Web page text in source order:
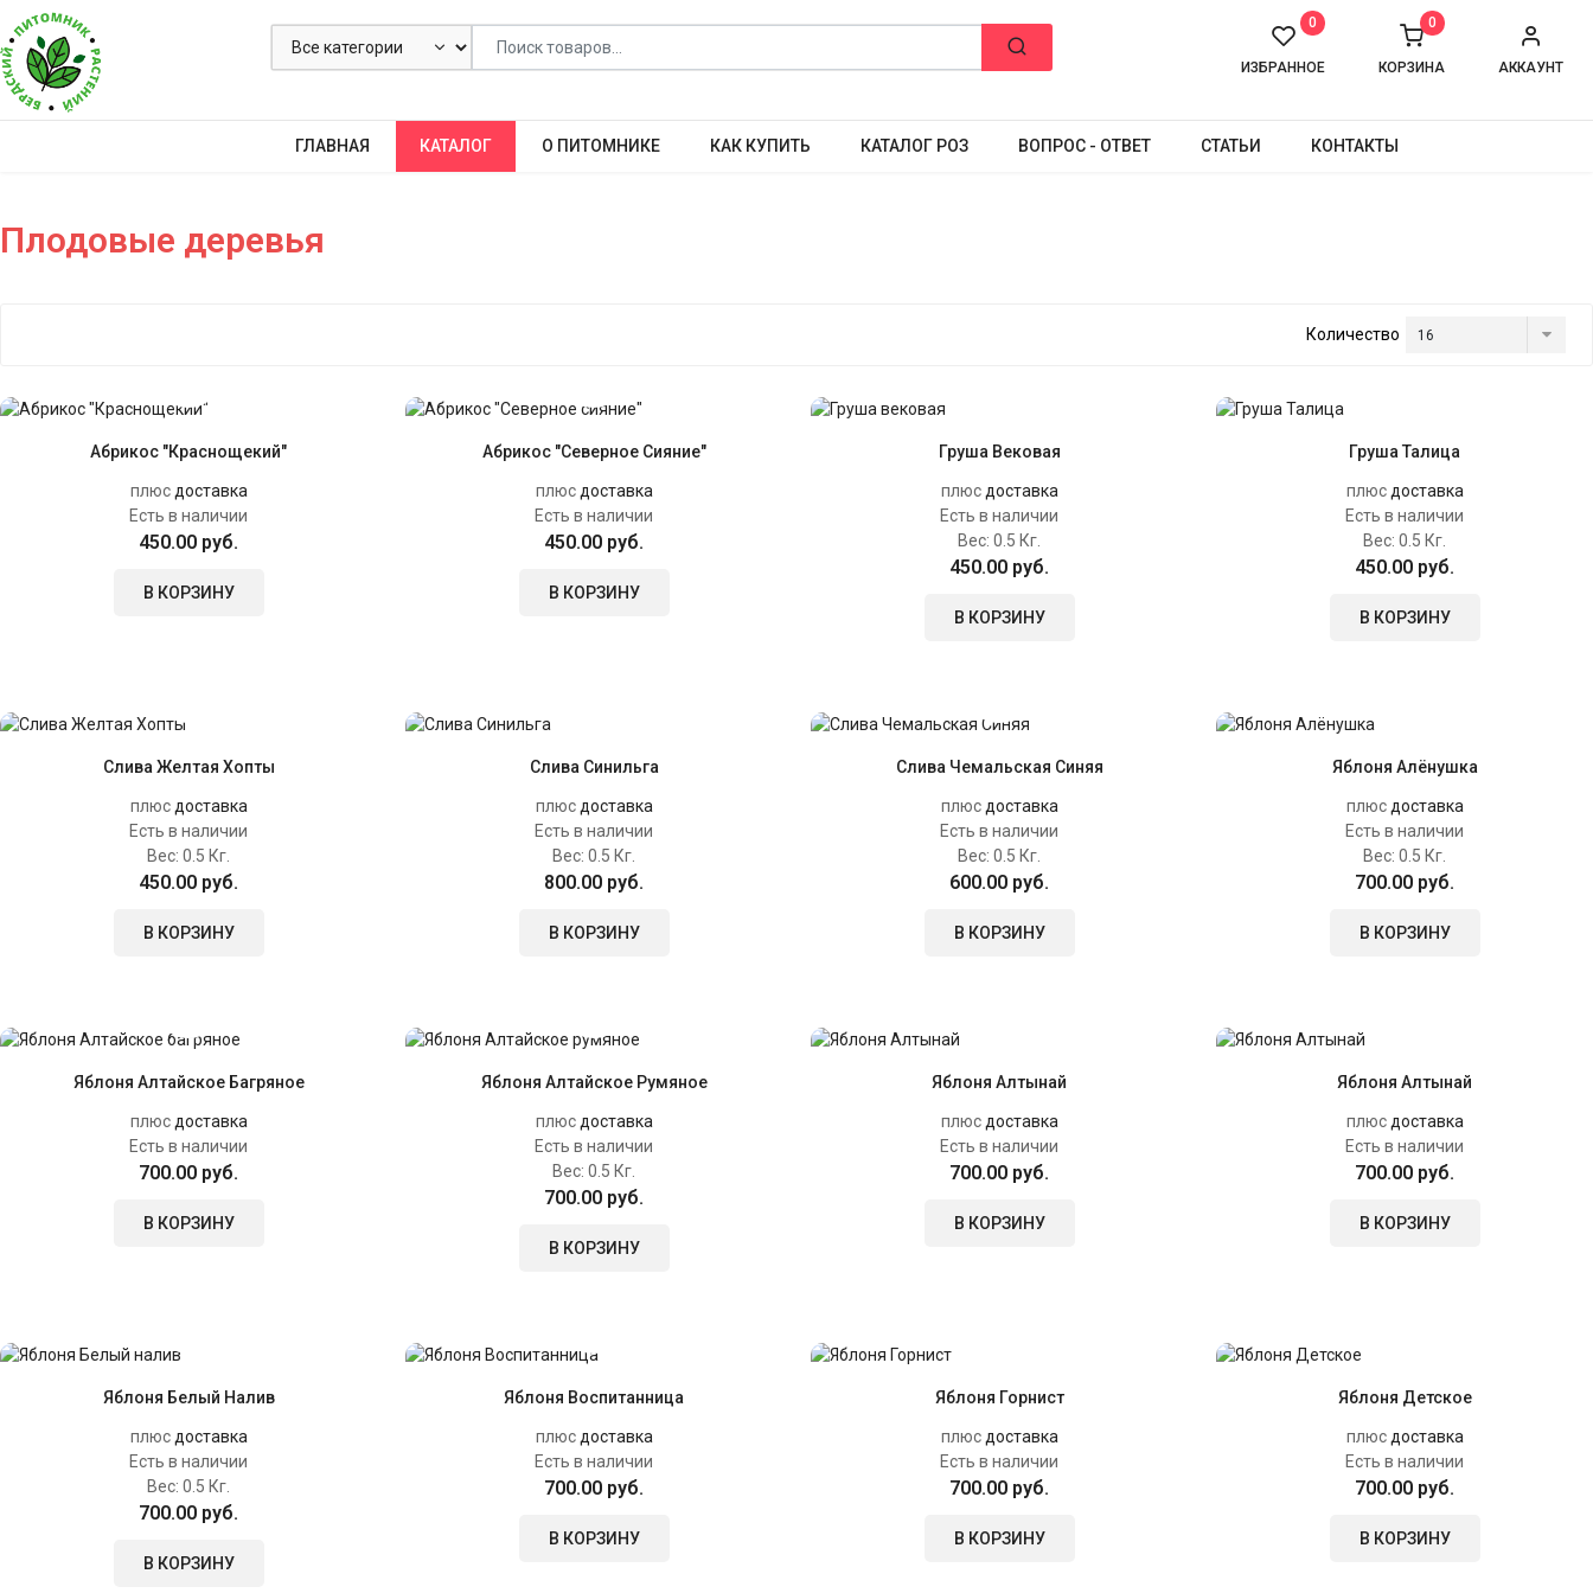
АККАУНТ
КОРЗИНА
0
ИЗБРАННОЕ
0
ГЛАВНАЯ КАТАЛОГ О ПИТОМНИКЕ КАК КУПИТЬ КАТАЛОГ РОЗ ВОПРОС - ОТВЕТ СТАТЬИ КОНТАКТЫ
Плодовые деревья
Количество
Абрикос "Краснощекий"
плюс доставка
Есть в наличии
450.00 руб.
В КОРЗИНУ
Абрикос "Северное Сияние"
плюс доставка
Есть в наличии
450.00 руб.
В КОРЗИНУ
Груша Вековая
плюс доставка
Есть в наличии
Вес: 0.5 Кг.
450.00 руб.
В КОРЗИНУ
Груша Талица
плюс доставка
Есть в наличии
Вес: 0.5 Кг.
450.00 руб.
В КОРЗИНУ
Слива Желтая Хопты
плюс доставка
Есть в наличии
Вес: 0.5 Кг.
450.00 руб.
В КОРЗИНУ
Слива Синильга
плюс доставка
Есть в наличии
Вес: 0.5 Кг.
800.00 руб.
В КОРЗИНУ
Слива Чемальская Синяя
плюс доставка
Есть в наличии
Вес: 0.5 Кг.
600.00 руб.
В КОРЗИНУ
Яблоня Алёнушка
плюс доставка
Есть в наличии
Вес: 0.5 Кг.
700.00 руб.
В КОРЗИНУ
Яблоня Алтайское Багряное
плюс доставка
Есть в наличии
700.00 руб.
В КОРЗИНУ
Яблоня Алтайское Румяное
плюс доставка
Есть в наличии
Вес: 0.5 Кг.
700.00 руб.
В КОРЗИНУ
Яблоня Алтынай
плюс доставка
Есть в наличии
700.00 руб.
В КОРЗИНУ
Яблоня Алтынай
плюс доставка
Есть в наличии
700.00 руб.
В КОРЗИНУ
Яблоня Белый Налив
плюс доставка
Есть в наличии
Вес: 0.5 Кг.
700.00 руб.
В КОРЗИНУ
Яблоня Воспитанница
плюс доставка
Есть в наличии
700.00 руб.
В КОРЗИНУ
Яблоня Горнист
плюс доставка
Есть в наличии
700.00 руб.
В КОРЗИНУ
Яблоня Детское
плюс доставка
Есть в наличии
700.00 руб.
В КОРЗИНУ